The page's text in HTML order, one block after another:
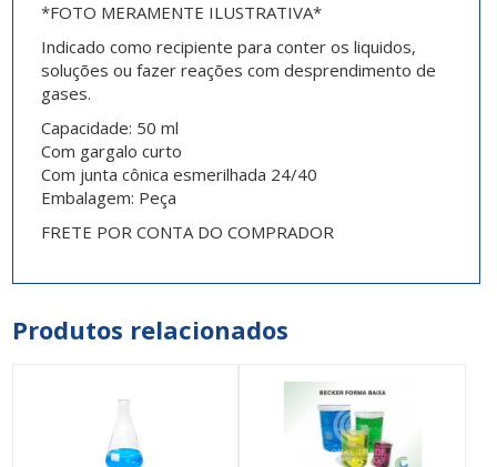
*FOTO MERAMENTE ILUSTRATIVA*
Indicado como recipiente para conter os liquidos,
soluções ou fazer reações com desprendimento de
gases.
Capacidade: 50 ml
Com gargalo curto
Com junta cônica esmerilhada 24/40
Embalagem: Peça
FRETE POR CONTA DO COMPRADOR
Produtos relacionados